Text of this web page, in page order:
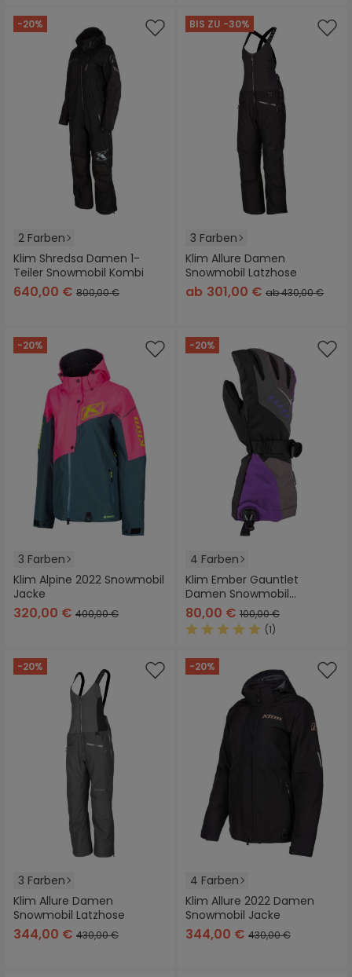
-20%
2 Farben
Klim Shredsa Damen 1-
Teiler Snowmobil Kombi
640,00 € 800,00 €
BIS ZU -30%
3 Farben
Klim Allure Damen
Snowmobil Latzhose
ab 301,00 € ab 430,00 €
-20%
3 Farben
Klim Alpine 2022 Snowmobil
Jacke
320,00 € 400,00 €
-20%
4 Farben
Klim Ember Gauntlet
Damen Snowmobil
Handschuhe
80,00 € 100,00 €
(1)
-20%
3 Farben
Klim Allure Damen
Snowmobil Latzhose
344,00 € 430,00 €
-20%
4 Farben
Klim Allure 2022 Damen
Snowmobil Jacke
344,00 € 430,00 €